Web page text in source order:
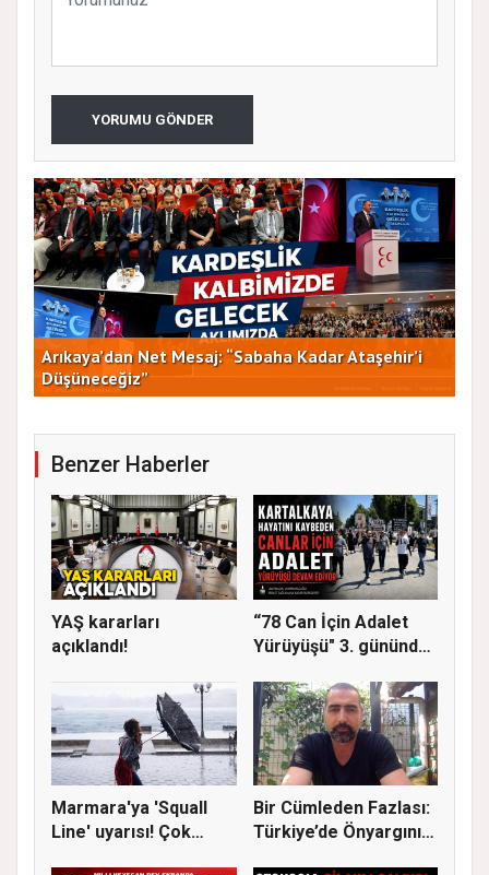
YORUMU GÖNDER
Arıkaya’dan Net Mesaj: “Sabaha Kadar Ataşehir’i
Düşüneceğiz”
Benzer Haberler
YAŞ kararları
açıklandı!
“78 Can İçin Adalet
Yürüyüşü" 3. gününde
Marmara'ya 'Squall
Line' uyarısı! Çok
Bir Cümleden Fazlası:
Türkiye’de Önyargının